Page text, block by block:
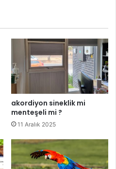
akordiyon sineklik mi
menteşeli mi ?
11 Aralık 2025